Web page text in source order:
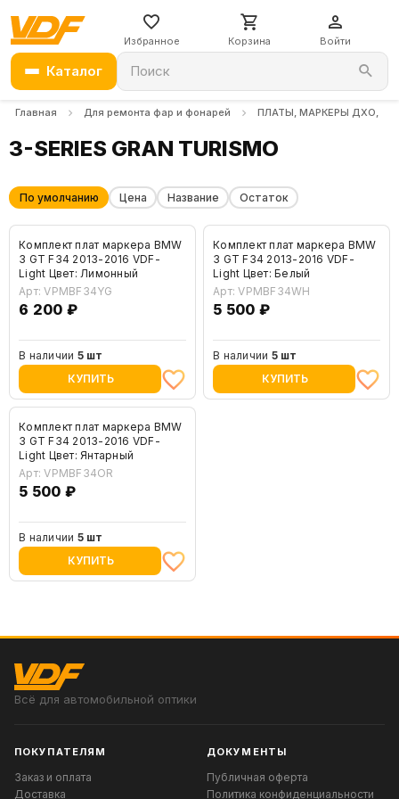
Избранное Корзина Войти
Каталог Поиск
Главная Для ремонта фар и фонарей ПЛАТЫ, МАРКЕРЫ ДХО,
3-SERIES GRAN TURISMO
По умолчанию Цена Название Остаток
Комплект плат маркера BMW
3 GT F34 2013-2016 VDF-
Light Цвет: Лимонный
Арт: VPMBF34YG
6 200 ₽
В наличии 5 шт
КУПИТЬ
Комплект плат маркера BMW
3 GT F34 2013-2016 VDF-
Light Цвет: Белый
Арт: VPMBF34WH
5 500 ₽
В наличии 5 шт
КУПИТЬ
Комплект плат маркера BMW
3 GT F34 2013-2016 VDF-
Light Цвет: Янтарный
Арт: VPMBF34OR
5 500 ₽
В наличии 5 шт
КУПИТЬ
Всё для автомобильной оптики
ПОКУПАТЕЛЯМ
Заказ и оплата
Доставка
ДОКУМЕНТЫ
Публичная оферта
Политика конфиденциальности